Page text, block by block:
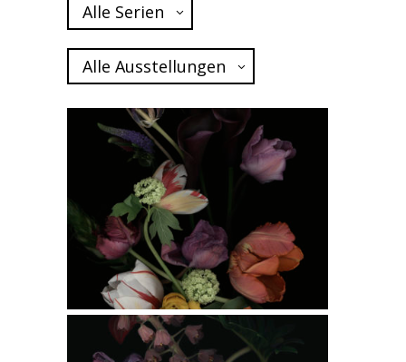
Alle Serien
Alle Ausstellungen